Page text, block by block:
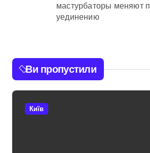
мастурбаторы меняют
уединению
Ви пропустили
Київ